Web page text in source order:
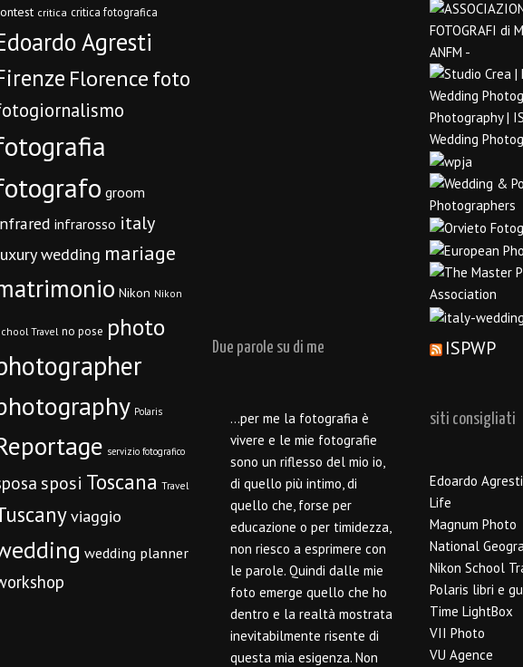
critica critica fotografica
Agresti
Florencefoto
groom
infrarosso italy
wedding mariage
Nikon Nikon
Travel no pose photo
Polaris
servizio fotografico
sposi Toscana Travel
viaggio
wedding planner
Due parole su di me
…per me la fotografia è
vivere e le mie fotografie
sono un riflesso del mio io,
di quello più intimo, di
quello che, forse per
educazione o per timidezza,
non riesco a esprimere con
le parole. Quindi dalle mie
foto emerge quello che ho
dentro e la realtà mostrata
inevitabilmente risente di
questa mia esigenza. Non
ISPWP
siti consigliati
Edoardo
Life
Magnum Photo
National
Nikon School
Polaris libri e
Time LightBox
VII Photo
VU Agence